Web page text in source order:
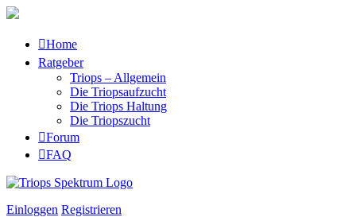
Home
Ratgeber
Triops – Allgemein
Die Triopsaufzucht
Die Triops Haltung
Die Triopszucht
Forum
FAQ
Einloggen Registrieren